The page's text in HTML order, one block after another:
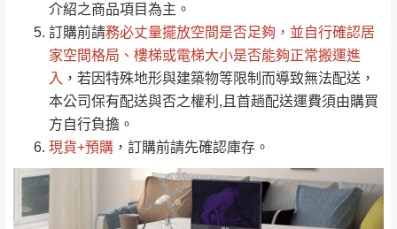
介紹之商品項目為主。
訂購前請務必丈量擺放空間是否足夠 ，並自行確認居
家空間格局、 樓梯或電梯大小是否能夠正常搬運進
入 ，若因特殊地形與建築物等限制而導致無法配送，
本公司保有配送與否之權利,且首趟配送運費須由購買
方自行負擔。
現貨+預購 ，訂購前請先確認庫存。
免 運
費
新竹
峨眉鄉、五峰鄉、
橫山、北埔鄉、尖
石鄉、寶山鄉山
區、新埔山區、芎
無
接單後二日內(不含例假日)，我們客服會與您
電話聯絡或E-Mail通知確認訂單。
（線上客
服 LINE → @dershin）
下單前先詢問是否現貨 ，若未詢問下單後無
現貨我們客服會再來電或E-Mail與您聯絡
（洽詢方式請搜尋 Line ID →
地區恕無法提供運送 (詳見運送規章)。